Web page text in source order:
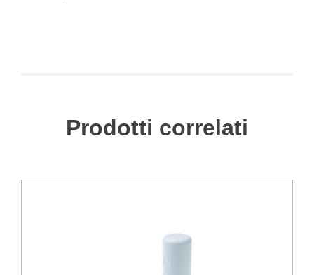
Prodotti correlati